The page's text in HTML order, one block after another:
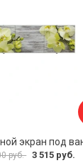
руб. 3 515 руб.